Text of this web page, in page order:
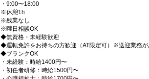
・9:00〜18:00
※休憩1h
※残業なし
※曜日相談OK
◆無資格・未経験歓迎
◆運転免許をお持ちの方歓迎（AT限定可）※送迎業務が
◆ブランクOK
・未経験：時給1400円〜
・初任者研修：時給1500円〜